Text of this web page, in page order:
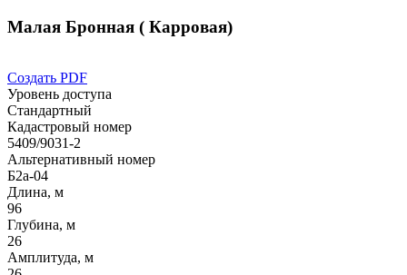
Малая Бронная ( Карровая)
Создать PDF
Уровень доступа
Стандартный
Кадастровый номер
5409/9031-2
Альтернативный номер
Б2а-04
Длина, м
96
Глубина, м
26
Амплитуда, м